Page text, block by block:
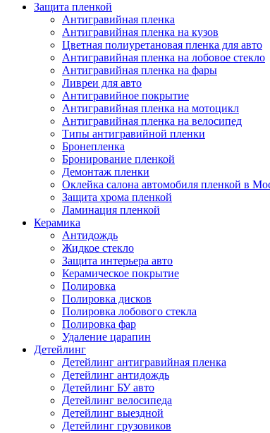
Защита пленкой
Антигравийная пленка
Антигравийная пленка на кузов
Цветная полиуретановая пленка для авто
Антигравийная пленка на лобовое стекло
Антигравийная пленка на фары
Ливреи для авто
Антигравийное покрытие
Антигравийная пленка на мотоцикл
Антигравийная пленка на велосипед
Типы антигравийной пленки
Бронепленка
Бронирование пленкой
Демонтаж пленки
Оклейка салона автомобиля пленкой в
Защита хрома пленкой
Ламинация пленкой
Керамика
Антидождь
Жидкое стекло
Защита интерьера авто
Керамическое покрытие
Полировка
Полировка дисков
Полировка лобового стекла
Полировка фар
Удаление царапин
Детейлинг
Детейлинг антигравийная пленка
Детейлинг антидождь
Детейлинг БУ авто
Детейлинг велосипеда
Детейлинг выездной
Детейлинг грузовиков